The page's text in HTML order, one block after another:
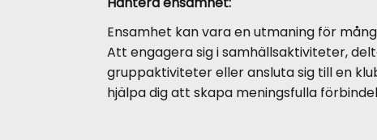
Ensamhet kan vara en utmaning för
Att engagera sig i samhällsaktiviteter,
gruppaktiviteter eller ansluta sig till en
hjälpa dig att skapa meningsfulla